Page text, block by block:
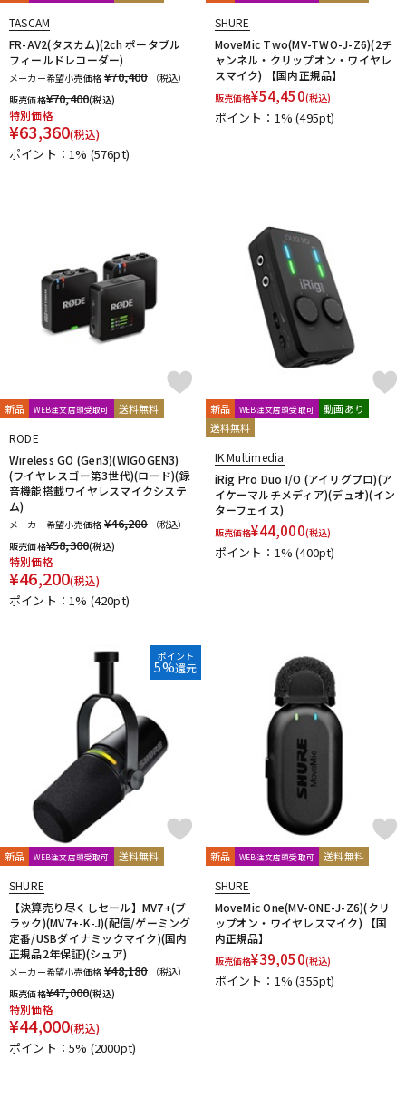
TASCAM
FR-AV2(タスカム)(2ch ポータブル
フィールドレコーダー)
メーカー希望小売価格 ¥70,400
（税込）
販売価格¥70,400(税込)
特別価格
¥63,360(税込)
ポイント：1% (576pt)
SHURE
MoveMic Two(MV-TWO-J-Z6)(2チ
ャンネル・クリップオン・ワイヤレ
スマイク) 【国内正規品】
販売価格¥54,450(税込)
ポイント：1%(495pt)
新品 WEB注文店頭受取可 送料無料
RODE
Wireless GO (Gen3)(WIGOGEN3)
(ワイヤレスゴー第3世代)(ロード)(録
音機能搭載ワイヤレスマイクシステ
ム)
メーカー希望小売価格 ¥46,200
（税込）
販売価格¥58,300(税込)
特別価格
¥46,200(税込)
ポイント：1% (420pt)
新品 WEB注文店頭受取可
動画あり
送料無料
IK Multimedia
iRig Pro Duo I/O (アイリグプロ)(ア
イケーマルチメディア)(デュオ)(イン
ターフェイス)
販売価格¥44,000(税込)
ポイント：1%(400pt)
ポイント
5%還元
新品 WEB注文店頭受取可 送料無料
SHURE
【決算売り尽くしセール】MV7+(ブ
ラック)(MV7+-K-J)(配信/ゲーミング
定番/USBダイナミックマイク)(国内
正規品2年保証)(シュア)
メーカー希望小売価格 ¥48,180
（税込）
販売価格¥47,000(税込)
特別価格
¥44,000(税込)
ポイント：5% (2000pt)
新品 WEB注文店頭受取可 送料無料
SHURE
MoveMic One(MV-ONE-J-Z6)(クリ
ップオン・ワイヤレスマイク) 【国
内正規品】
販売価格¥39,050(税込)
ポイント：1%(355pt)